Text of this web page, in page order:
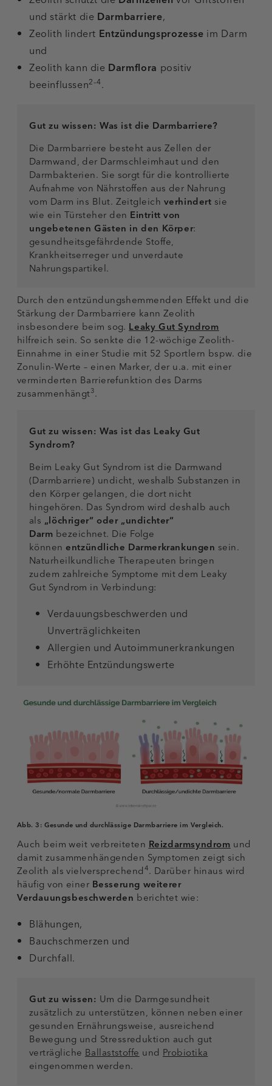
und stärkt die Darmbarriere,
Zeolith lindert Entzündungsprozesse im Darm
und
Zeolith kann die Darmflora positiv
beeinflussen2–4.
Gut zu wissen: Was ist die Darmbarriere?
Die Darmbarriere besteht aus Zellen der
Darmwand, der Darmschleimhaut und den
Darmbakterien. Sie sorgt für die kontrollierte
Aufnahme von Nährstoffen aus der Nahrung
vom Darm ins Blut. Zeitgleich verhindert sie
wie ein Türsteher den Eintrittvon
ungebetenen Gästen in den Körper:
gesundheitsgefährdende Stoffe,
Krankheitserreger und unverdaute
Nahrungspartikel.
Durch den entzündungshemmenden Effekt und die
Stärkung der Darmbarriere kann Zeolith
insbesondere beim sog.Leaky Gut Syndrom
hilfreich sein. So senkte die 12-wöchige Zeolith-
Einnahme in einer Studie mit 52 Sportlern bspw. die
Zonulin-Werte – einen Marker, der u.a. mit einer
verminderten Barrierefunktion des Darms
zusammenhängt3.
Gut zu wissen: Was ist das Leaky Gut
Syndrom?
Beim Leaky Gut Syndrom ist die Darmwand
(Darmbarriere) undicht, weshalb Substanzen in
den Körper gelangen, die dort nicht
hingehören. Das Syndrom wird deshalb auch
als „löchriger“ oder „undichter“
Darm bezeichnet. Die Folge
könnenentzündliche Darmerkrankungen sein.
Naturheilkundliche Therapeuten bringen
zudem zahlreiche Symptome mit dem Leaky
Gut Syndrom in Verbindung:
Verdauungsbeschwerden und
Unverträglichkeiten
Allergien und Autoimmunerkrankungen
Erhöhte Entzündungswerte
Abb. 3: Gesunde und durchlässige Darmbarriere im Vergleich.
Auch beim weit verbreitetenReizdarmsyndromund
damit zusammenhängenden Symptomen zeigt sich
Zeolith als vielversprechend4. Darüber hinaus wird
häufig von einer Besserung weiterer
Verdauungsbeschwerden berichtet wie:
Blähungen,
Bauchschmerzen und
Durchfall.
Gut zu wissen: Um die Darmgesundheit
zusätzlich zu unterstützen, können neben einer
gesunden Ernährungsweise, ausreichend
Bewegung und Stressreduktion auch gut
verträgliche Ballaststoffeund Probiotika
eingenommen werden.